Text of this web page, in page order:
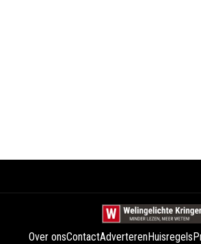
Over onsContactAdverterenHuisregels